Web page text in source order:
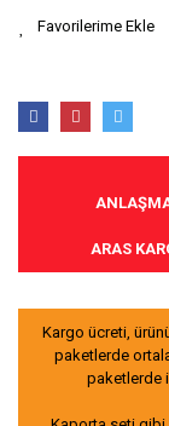
ARAS
Kargo ücreti,
paketlerde
paketlerde